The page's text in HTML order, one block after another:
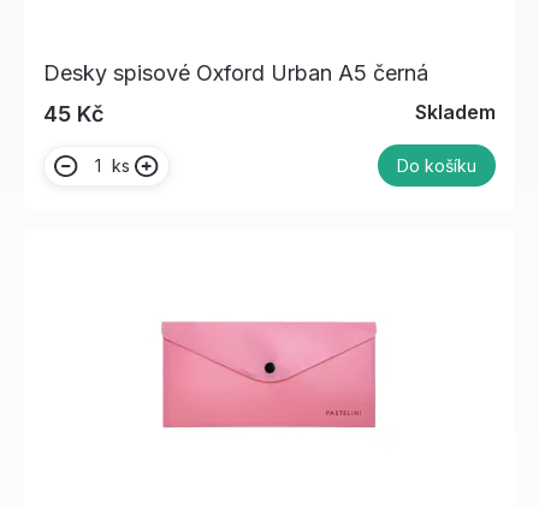
Desky spisové Oxford Urban A5 černá
45 Kč
Skladem
ks Do košíku